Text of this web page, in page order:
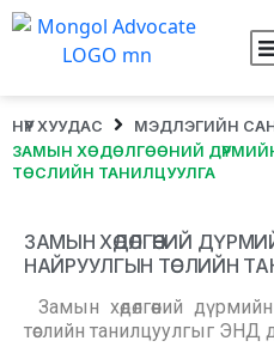
НҮҮР ХУУДАС
МЭДЛЭГИЙН
ЗАМЫН ХӨДӨЛГӨӨНИЙ
ТӨСЛИЙН ТАНИЛЦУУЛГА
ЗАМЫН ХӨДӨЛГӨӨНИЙ
НАЙРУУЛГЫН ТӨСЛИЙН
Замын хөдөлгөөний
төслийн танилцуулгыг ЭНД